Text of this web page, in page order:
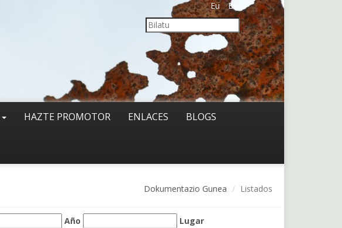
Eu Es
HAZTE PROMOTOR ENLACES BLOGS
Dokumentazio Gunea Listados
Año Lugar